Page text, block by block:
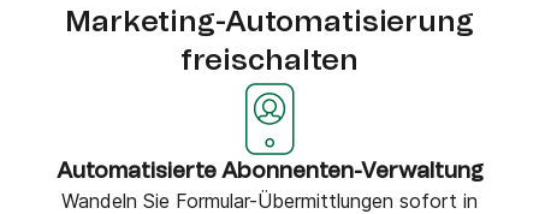
Marketing-Automatisierung
freischalten
Automatisierte Abonnenten-Verwaltung
Wandeln Sie Formular-Übermittlungen sofort in